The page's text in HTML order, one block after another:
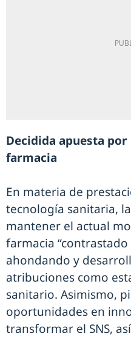
Decidida apuesta
farmacia
En materia de
tecnología sanitaria,
mantener el actual
farmacia “contrastado
ahondando y
atribuciones como
sanitario. Asimismo,
oportunidades en
transformar el SNS,